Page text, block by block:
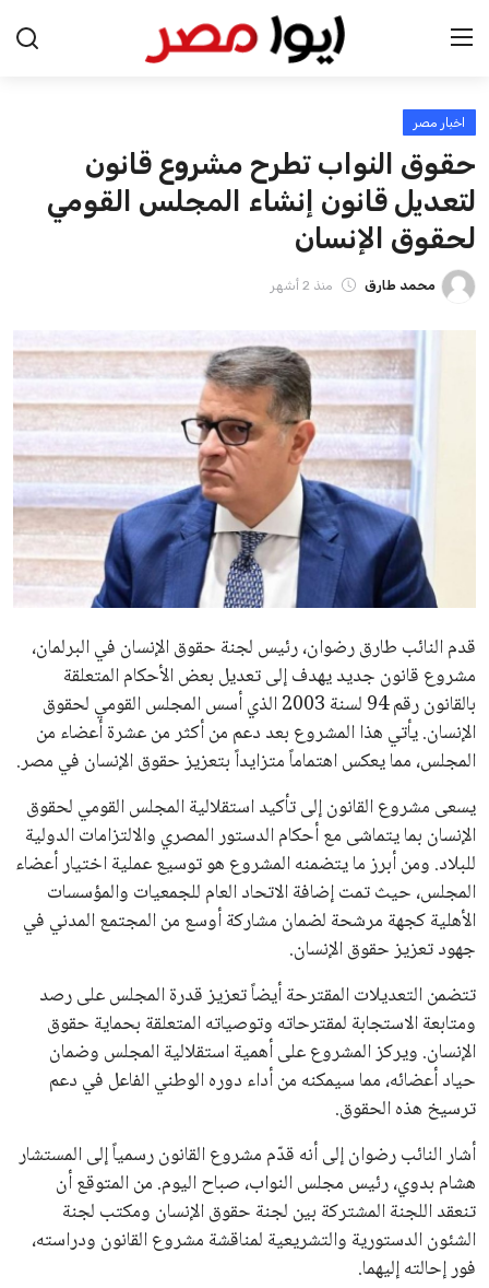
الرئيسية
اخبار مصر
عرب وعالم
اقتصاد
اخبار الرياضة
فن وثقافة
علوم وتكنولوجيا
المرأة والجمال
محافظات
اخبار مصر
حقوق النواب تطرح مشروع قانون
لتعديل قانون إنشاء المجلس القومي
لحقوق الإنسان
محمد طارق منذ 2 أشهر
قدم النائب طارق رضوان، رئيس لجنة حقوق الإنسان في البرلمان،
مشروع قانون جديد يهدف إلى تعديل بعض الأحكام المتعلقة
بالقانون رقم 94 لسنة 2003 الذي أسس المجلس القومي لحقوق
الإنسان. يأتي هذا المشروع بعد دعم من أكثر من عشرة أعضاء من
المجلس، مما يعكس اهتماماً متزايداً بتعزيز حقوق الإنسان في مصر.
يسعى مشروع القانون إلى تأكيد استقلالية المجلس القومي لحقوق
الإنسان بما يتماشى مع أحكام الدستور المصري والالتزامات الدولية
للبلاد. ومن أبرز ما يتضمنه المشروع هو توسيع عملية اختيار أعضاء
المجلس، حيث تمت إضافة الاتحاد العام للجمعيات والمؤسسات
الأهلية كجهة مرشحة لضمان مشاركة أوسع من المجتمع المدني في
جهود تعزيز حقوق الإنسان.
تتضمن التعديلات المقترحة أيضاً تعزيز قدرة المجلس على رصد
ومتابعة الاستجابة لمقترحاته وتوصياته المتعلقة بحماية حقوق
الإنسان. ويركز المشروع على أهمية استقلالية المجلس وضمان
حياد أعضائه، مما سيمكنه من أداء دوره الوطني الفاعل في دعم
ترسيخ هذه الحقوق.
أشار النائب رضوان إلى أنه قدّم مشروع القانون رسمياً إلى المستشار
هشام بدوي، رئيس مجلس النواب، صباح اليوم. من المتوقع أن
تنعقد اللجنة المشتركة بين لجنة حقوق الإنسان ومكتب لجنة
الشئون الدستورية والتشريعية لمناقشة مشروع القانون ودراسته،
فور إحالته إليهما.